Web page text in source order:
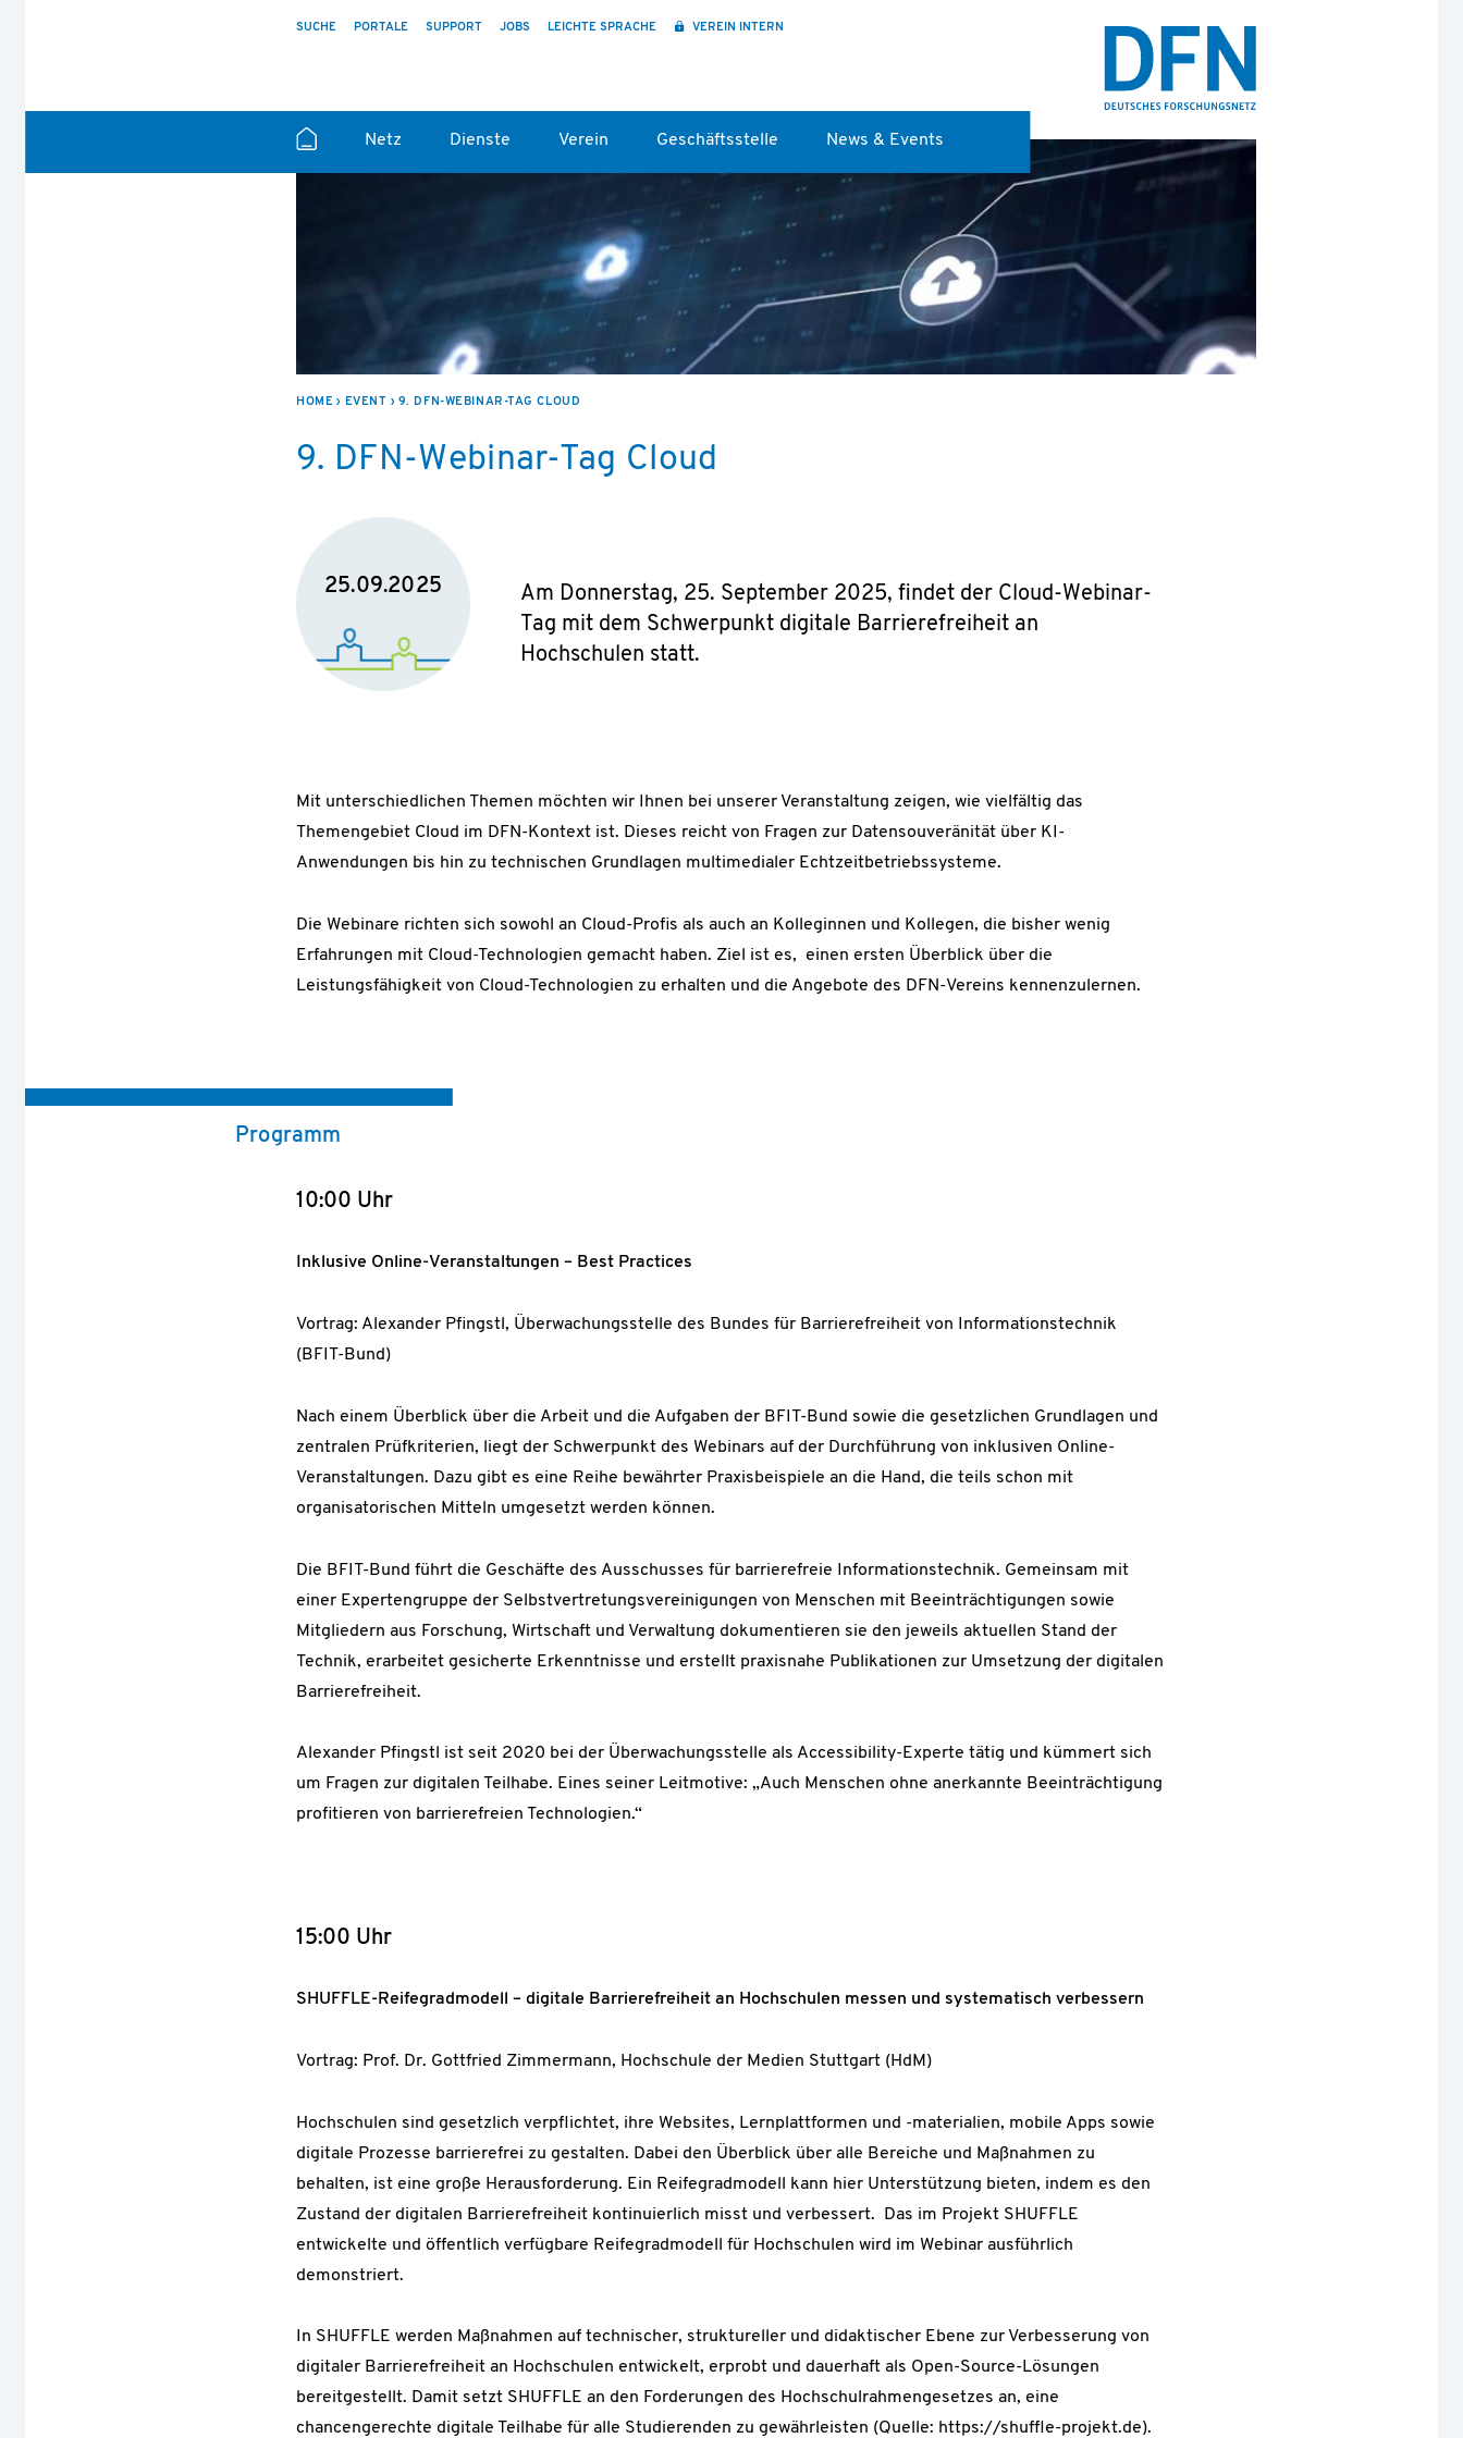
SUCHE PORTALE SUPPORT JOBS LEICHTE SPRACHE VEREIN INTERN
Netz Dienste Verein Geschäftsstelle News & Events
HOME EVENT 9. DFN-WEBINAR-TAG CLOUD
9. DFN-Webinar-Tag Cloud
25.09.2025
Am Donnerstag, 25. September 2025, findet der Cloud-Webinar-
Tag mit dem Schwerpunkt digitale Barrierefreiheit an
Hochschulen statt.
Mit unterschiedlichen Themen möchten wir Ihnen bei unserer Veranstaltung zeigen, wie vielfältig das
Themengebiet Cloud im DFN-Kontext ist. Dieses reicht von Fragen zur Datensouveränität über KI-
Anwendungen bis hin zu technischen Grundlagen multimedialer Echtzeitbetriebssysteme.
Die Webinare richten sich sowohl an Cloud-Profis als auch an Kolleginnen und Kollegen, die bisher wenig
Erfahrungen mit Cloud-Technologien gemacht haben. Ziel ist es, einen ersten Überblick über die
Leistungsfähigkeit von Cloud-Technologien zu erhalten und die Angebote des DFN-Vereins kennenzulernen.
Programm
10:00 Uhr
Inklusive Online-Veranstaltungen – Best Practices
Vortrag: Alexander Pfingstl, Überwachungsstelle des Bundes für Barrierefreiheit von Informationstechnik
(BFIT-Bund)
Nach einem Überblick über die Arbeit und die Aufgaben der BFIT-Bund sowie die gesetzlichen Grundlagen und
zentralen Prüfkriterien, liegt der Schwerpunkt des Webinars auf der Durchführung von inklusiven Online-
Veranstaltungen. Dazu gibt es eine Reihe bewährter Praxisbeispiele an die Hand, die teils schon mit
organisatorischen Mitteln umgesetzt werden können.
Die BFIT-Bund führt die Geschäfte des Ausschusses für barrierefreie Informationstechnik. Gemeinsam mit
einer Expertengruppe der Selbstvertretungsvereinigungen von Menschen mit Beeinträchtigungen sowie
Mitgliedern aus Forschung, Wirtschaft und Verwaltung dokumentieren sie den jeweils aktuellen Stand der
Technik, erarbeitet gesicherte Erkenntnisse und erstellt praxisnahe Publikationen zur Umsetzung der digitalen
Barrierefreiheit.
Alexander Pfingstl ist seit 2020 bei der Überwachungsstelle als Accessibility-Experte tätig und kümmert sich
um Fragen zur digitalen Teilhabe. Eines seiner Leitmotive: „Auch Menschen ohne anerkannte Beeinträchtigung
profitieren von barrierefreien Technologien.“
15:00 Uhr
SHUFFLE-Reifegradmodell – digitale Barrierefreiheit an Hochschulen messen und systematisch verbessern
Vortrag: Prof. Dr. Gottfried Zimmermann, Hochschule der Medien Stuttgart (HdM)
Hochschulen sind gesetzlich verpflichtet, ihre Websites, Lernplattformen und -materialien, mobile Apps sowie
digitale Prozesse barrierefrei zu gestalten. Dabei den Überblick über alle Bereiche und Maßnahmen zu
behalten, ist eine große Herausforderung. Ein Reifegradmodell kann hier Unterstützung bieten, indem es den
Zustand der digitalen Barrierefreiheit kontinuierlich misst und verbessert. Das im Projekt SHUFFLE
entwickelte und öffentlich verfügbare Reifegradmodell für Hochschulen wird im Webinar ausführlich
demonstriert.
In SHUFFLE werden Maßnahmen auf technischer, struktureller und didaktischer Ebene zur Verbesserung von
digitaler Barrierefreiheit an Hochschulen entwickelt, erprobt und dauerhaft als Open-Source-Lösungen
bereitgestellt. Damit setzt SHUFFLE an den Forderungen des Hochschulrahmengesetzes an, eine
chancengerechte digitale Teilhabe für alle Studierenden zu gewährleisten (Quelle: https://shuffle-projekt.de).